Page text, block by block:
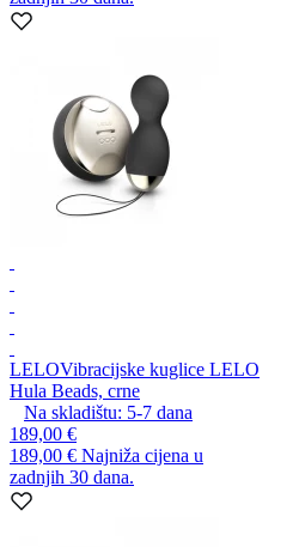
LELOVibracijske kuglice LELO
Hula Beads, crne
Na skladištu: 5-7 dana
189,00 €
189,00 € Najniža cijena u
zadnjih 30 dana.